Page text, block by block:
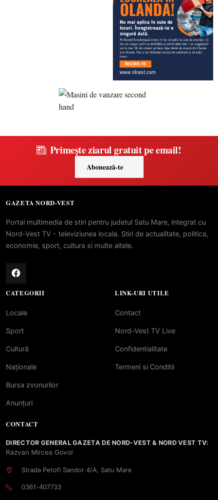
Primește ziarul gratuit pe email!
Abonează-te
GAZETA NORD-VEST
Portal multimedia de stiri pentru judetul Satu Mare, integrat cu
Nord-Vest TV - televiziunea locala. Stiri de actualitate, politica,
economie, sport, cultura si multe altele.
CATEGORII
Locale
Sport
Cultură
Naționale
Bursa zvonurilor
Anunțuri
LINK-URI UTILE
Contact
Nord-Vest TV Live
Confidentialitate
Termeni si Conditii
CONTACT
DIRECTOR GENERAL GAZETA DE NORD-VEST & NORD VEST TV:
Razvan Mircea Govor
Strada Petofi Sandor 4/A, Satu Mare
0361-407733